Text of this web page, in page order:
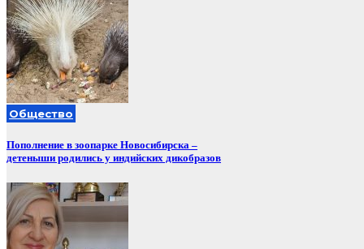
Общество
Пополнение в зоопарке Новосибирска –
детеныши родились у индийских дикобразов